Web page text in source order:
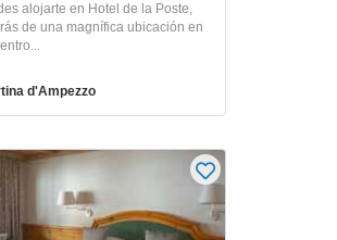
alojarte en Hotel de la Poste,
de una magnífica ubicación en
d'Ampezzo